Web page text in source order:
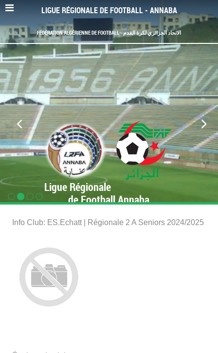
LIGUE RÉGIONALE DE FOOTBALL - ANNABA
FÉDÉRATION ALGÉRIENNE DE FOOTBALL - الاتحاد الجزائري لكرة القدم
Ligue Régionale
de Football Annaba
Info Club: ES.Echatt | Régionale 2 A Seniors 2024/2025